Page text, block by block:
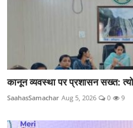
कानून व्यवस्था पर प्रशासन सख्त:
SaahasSamachar Aug 5, 2026 0 9